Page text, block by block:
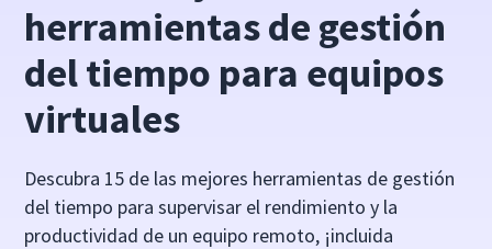
herramientas de gestión
del tiempo para equipos
virtuales
Descubra 15 de las mejores herramientas de gestión
del tiempo para supervisar el rendimiento y la
productividad de un equipo remoto, ¡incluida